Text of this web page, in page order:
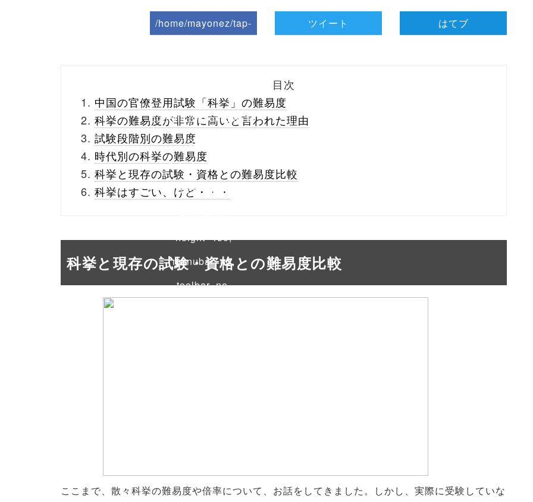
/home/mayonez/tap-
_theme/parts/sns-
buttons.php on line10
/1022193"
onclick="window.open
(this.href, 'Gwindow',
height=450,
menubar=no,
toolbar=no,
ツイート はてブ
目次
中国の官僚登用試験「科挙」の難易度
科挙の難易度が非常に高いと言われた理由
試験段階別の難易度
時代別の科挙の難易度
科挙と現存の試験・資格との難易度比較
科挙はすごい、けど・・・
科挙と現存の試験・資格との難易度比較
ここまで、散々科挙の難易度や倍率について、お話をしてきました。しかし、実際に受験していな